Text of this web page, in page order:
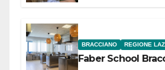
BRACCIANO REGIONE
Faber School